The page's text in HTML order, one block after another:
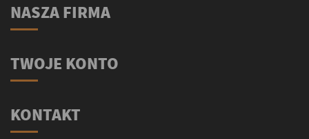
NASZA FIRMA
TWOJE KONTO
KONTAKT